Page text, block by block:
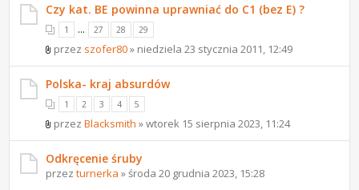
Czy kat. BE powinna uprawniać do C1 (bez E) ?
1 ... 27 28 29
przez szofer80» niedziela 23 stycznia 2011, 12:49
Polska- kraj absurdów
1 2 3 4 5
przezBlacksmith » wtorek 15 sierpnia 2023, 11:24
Odkręcenie śruby
przezturnerka » środa 20 grudnia 2023, 15:28